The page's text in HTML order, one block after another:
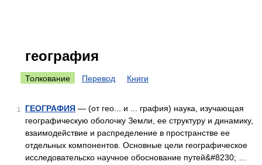
география
Толкование Перевод Книги
1 ГЕОГРАФИЯ — (от гео... и ... графия) наука, изучающая
географическую оболочку Земли, ее структуру и динамику,
взаимодействие и распределение в пространстве ее
отдельных компонентов. Основные цели географическое
исследовательско научное обоснование путей&#8230; …